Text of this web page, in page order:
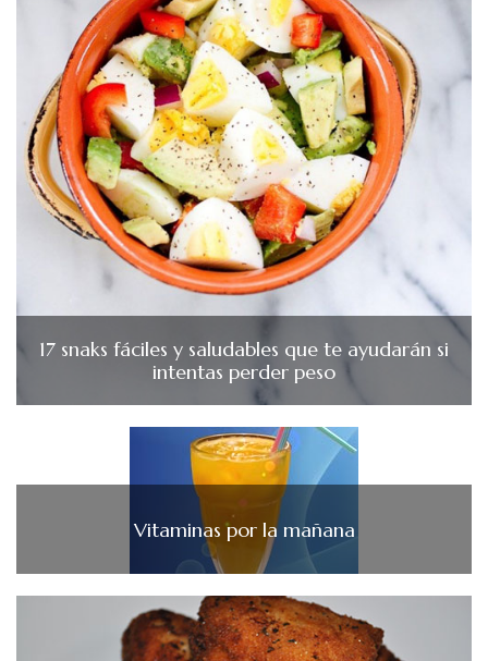
17 snaks fáciles y saludables que te ayudarán si
intentas perder peso
Vitaminas por la mañana